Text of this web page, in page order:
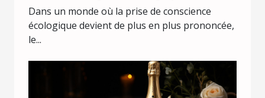
Dans un monde où la prise de conscience
écologique devient de plus en plus prononcée,
le...